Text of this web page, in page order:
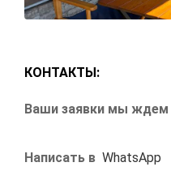
КОНТАКТЫ:
Ваши заявки мы ждем
Написать в WhatsApp